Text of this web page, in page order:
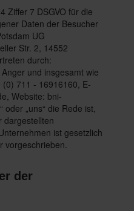
Ziffer 7 DSGVO für die
Daten der Besucher
UG
Str. 2, 14552
durch:
und insgesamt wie
711 - 16916160, E-
, Website: bni-
oder „uns“ die Rede ist,
dargestellten
ist gesetzlich
vorgeschrieben.